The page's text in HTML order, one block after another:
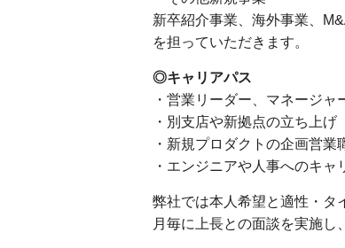
新卒紹介事業、海外事業、
を担っていただきます。
◎キャリアパス
・営業リーダー、マネージャ
・別支店や新拠点の立ち上げ
・新規プロダクトの企画営
・エンジニアや人事へのキャ
弊社では本人希望と適性・タ
月毎に上長との面談を実施し